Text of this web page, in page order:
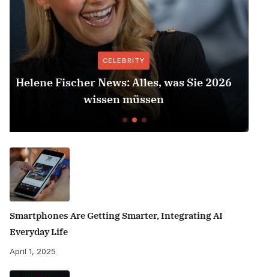
CELEBRITY
Herbert Grönemeyer Zeit Dass Sich
Dreht
Smartphones Are Getting Smarter, Integrating AI
Everyday Life
April 1, 2025